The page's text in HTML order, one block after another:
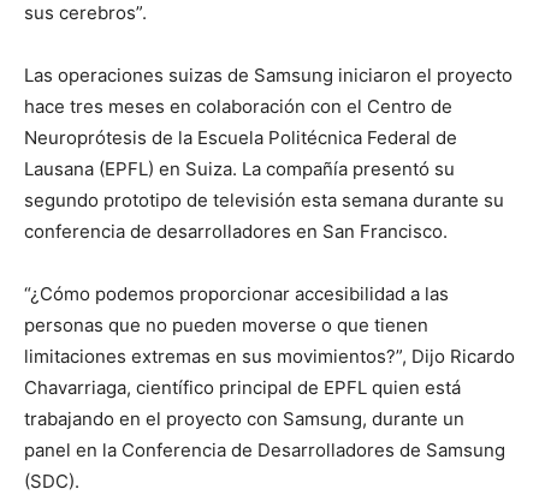
sus cerebros”.
Las operaciones suizas de Samsung iniciaron el proyecto
hace tres meses en colaboración con el Centro de
Neuroprótesis de la Escuela Politécnica Federal de
Lausana (EPFL) en Suiza. La compañía presentó su
segundo prototipo de televisión esta semana durante su
conferencia de desarrolladores en San Francisco.
“¿Cómo podemos proporcionar accesibilidad a las
personas que no pueden moverse o que tienen
limitaciones extremas en sus movimientos?”, Dijo Ricardo
Chavarriaga, científico principal de EPFL quien está
trabajando en el proyecto con Samsung, durante un
panel en la Conferencia de Desarrolladores de Samsung
(SDC).